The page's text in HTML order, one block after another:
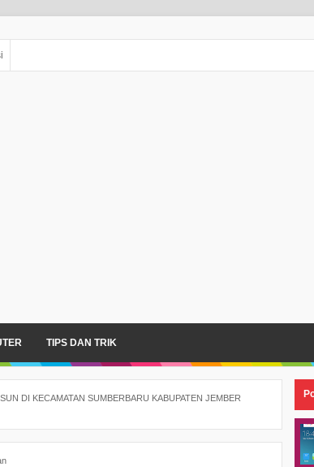
TIPS DAN TRIK
DI KECAMATAN SUMBERBARU KABUPATEN JEMBER